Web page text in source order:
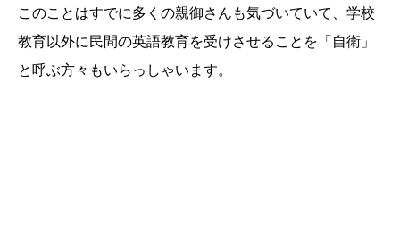
このことはすでに多くの親御さんも気づいていて、学校
教育以外に民間の英語教育を受けさせることを「自衛」
と呼ぶ方々もいらっしゃいます。